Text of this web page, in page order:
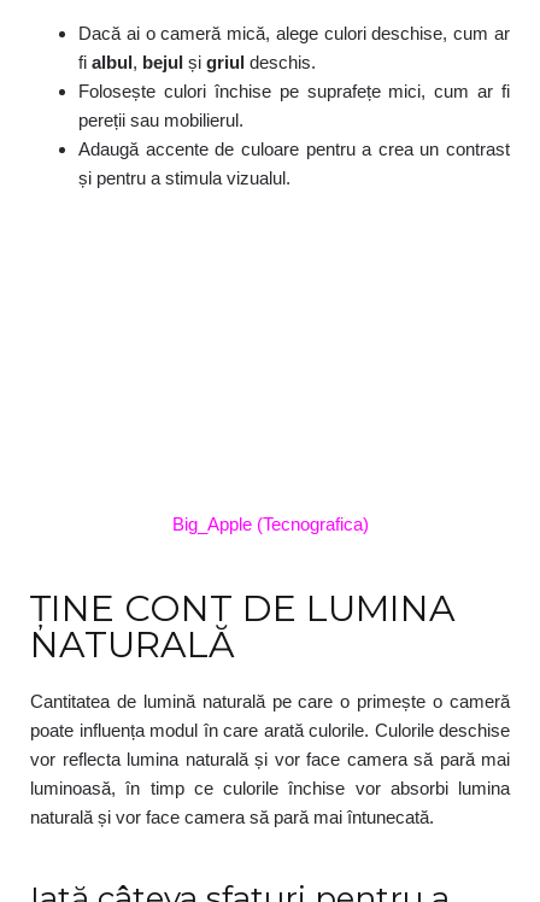
Dacă ai o cameră mică, alege culori deschise, cum ar
fi albul, bejul și griul deschis.
Folosește culori închise pe suprafețe mici, cum ar fi
pereții sau mobilierul.
Adaugă accente de culoare pentru a crea un contrast
și pentru a stimula vizualul.
Big_Apple (Tecnografica)
ȚINE CONT DE LUMINA
NATURALĂ
Cantitatea de lumină naturală pe care o primește o cameră
poate influența modul în care arată culorile. Culorile deschise
vor reflecta lumina naturală și vor face camera să pară mai
luminoasă, în timp ce culorile închise vor absorbi lumina
naturală și vor face camera să pară mai întunecată.